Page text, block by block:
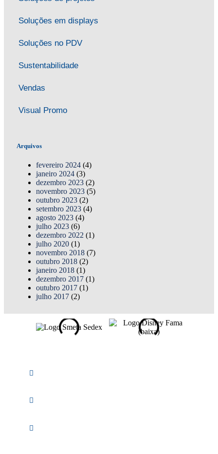
Soluções em displays
Soluções no PDV
Sustentabilidade
Vendas
Visual Promo
Arquivos
fevereiro 2024 (4)
janeiro 2024 (3)
dezembro 2023 (2)
novembro 2023 (5)
outubro 2023 (2)
setembro 2023 (4)
agosto 2023 (4)
julho 2023 (6)
dezembro 2022 (1)
julho 2020 (1)
novembro 2018 (7)
outubro 2018 (2)
janeiro 2018 (1)
dezembro 2017 (1)
outubro 2017 (1)
julho 2017 (2)